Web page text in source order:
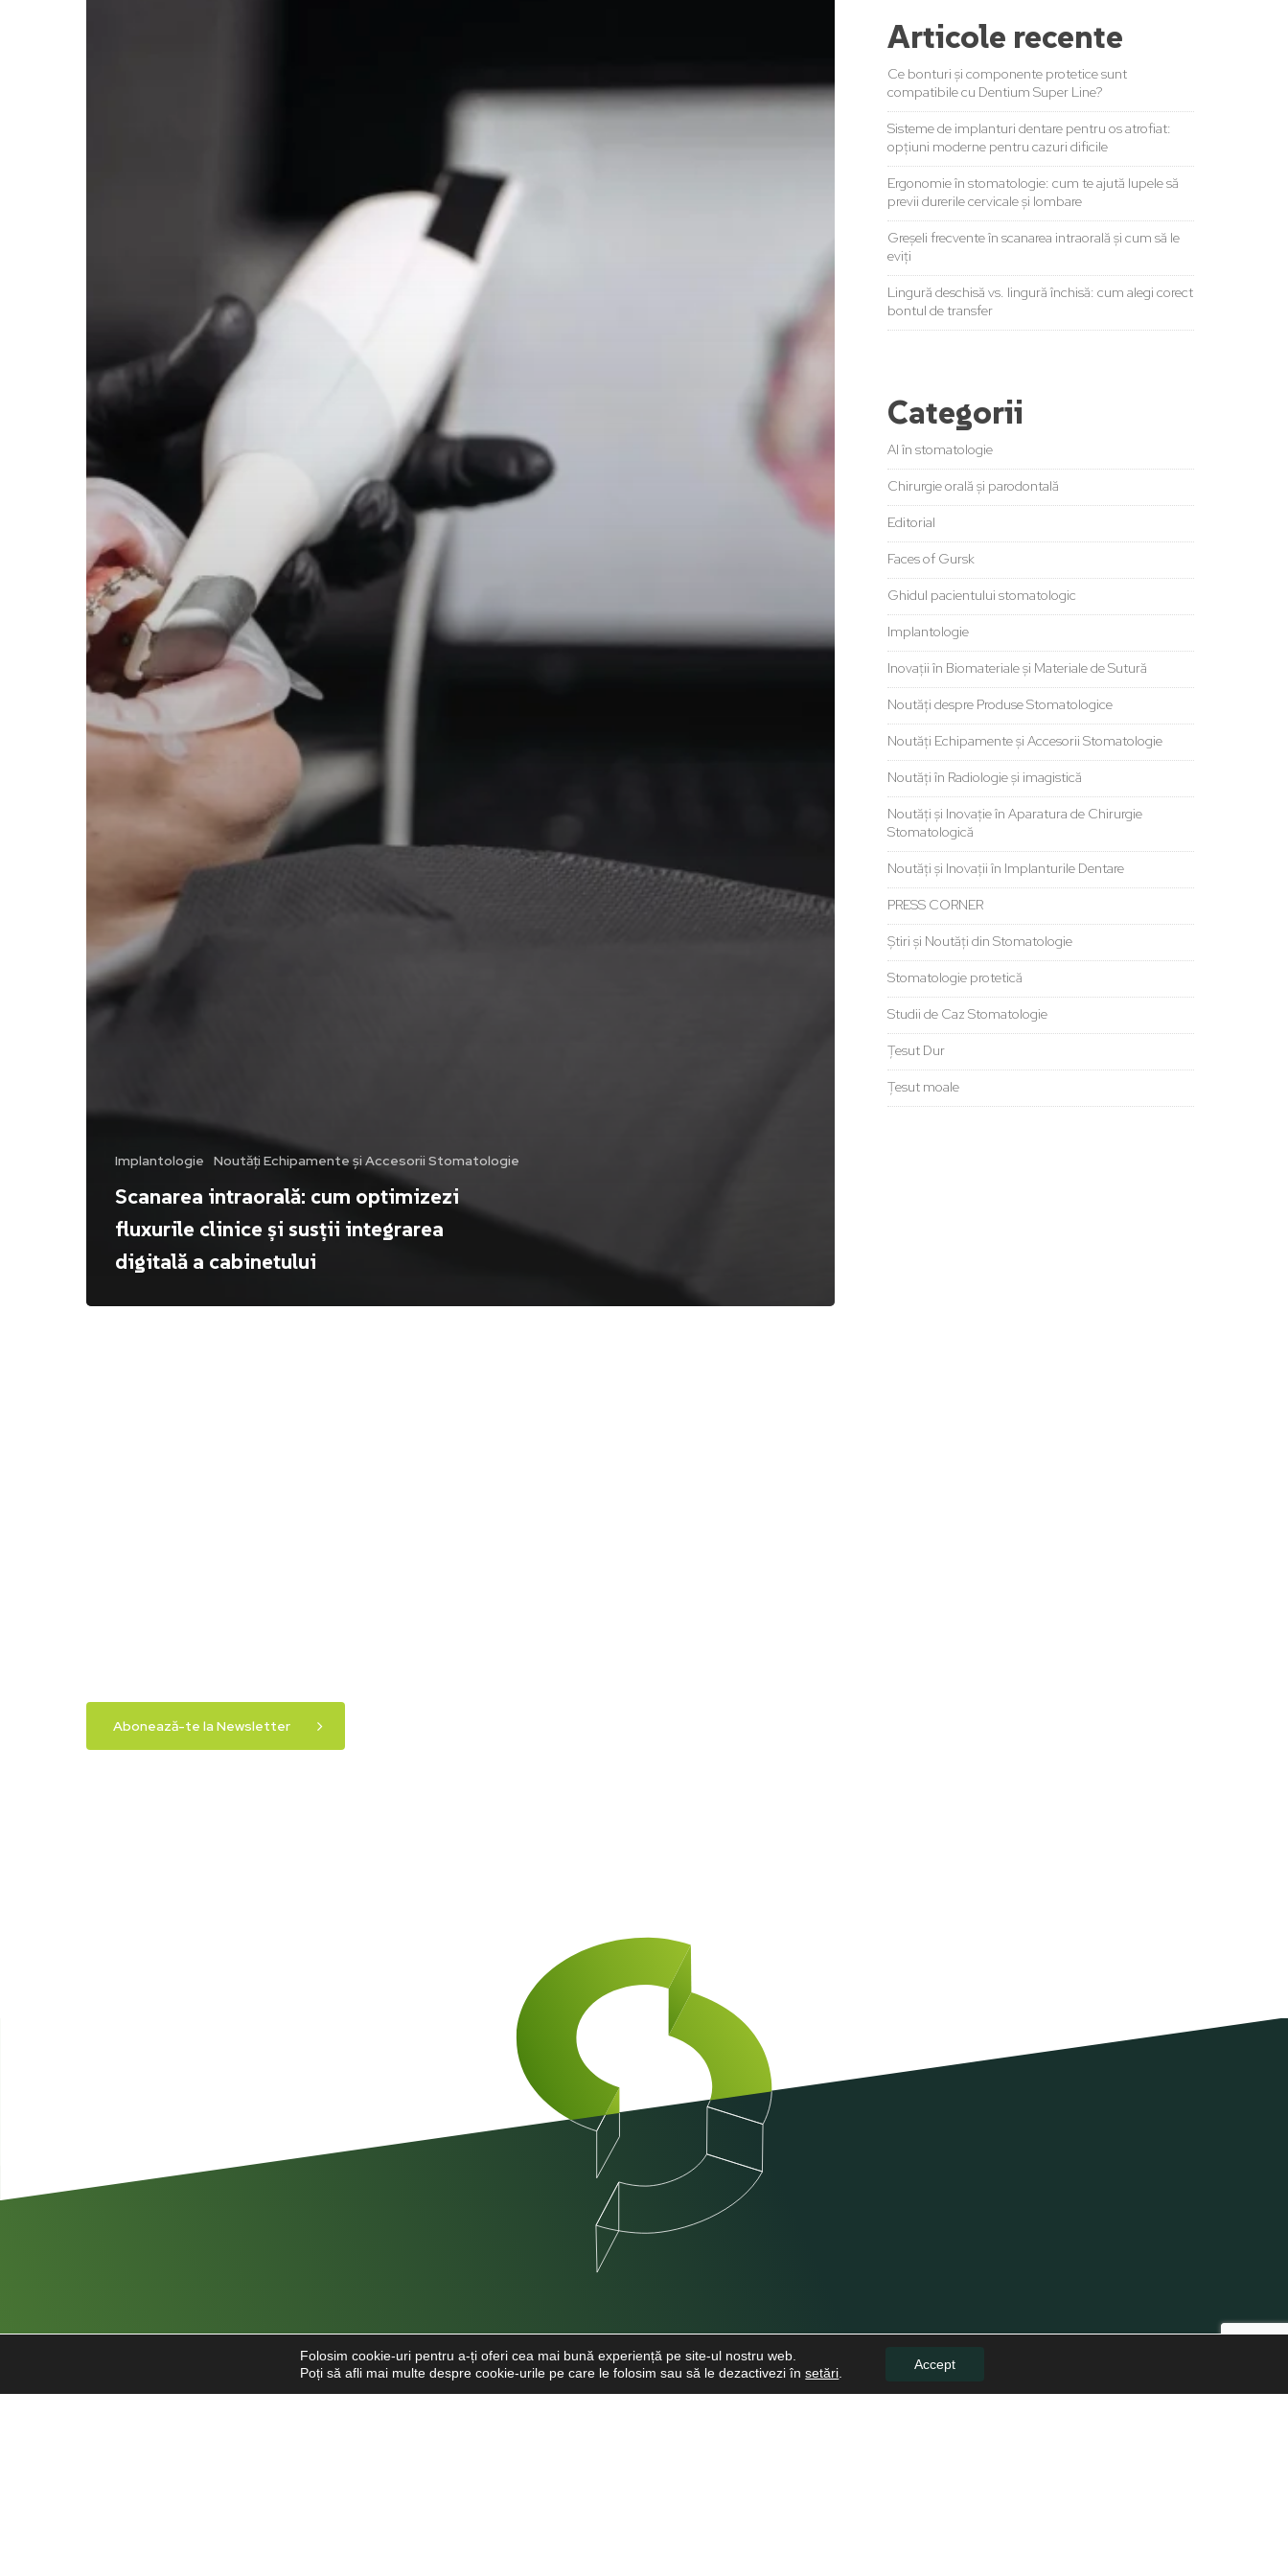
Implantologie Noutăți Echipamente și Accesorii Stomatologie
Scanarea intraorală: cum optimizezi
fluxurile clinice și susții integrarea
digitală a cabinetului
Articole recente
Ce bonturi și componente protetice sunt
compatibile cu Dentium Super Line?
Sisteme de implanturi dentare pentru os atrofiat:
opțiuni moderne pentru cazuri dificile
Ergonomie în stomatologie: cum te ajută lupele să
previi durerile cervicale și lombare
Greșeli frecvente în scanarea intraorală și cum să le
eviți
Lingură deschisă vs. lingură închisă: cum alegi corect
bontul de transfer
Categorii
AI în stomatologie
Chirurgie orală și parodontală
Editorial
Faces of Gursk
Ghidul pacientului stomatologic
Implantologie
Inovații în Biomateriale și Materiale de Sutură
Noutăți despre Produse Stomatologice
Noutăți Echipamente și Accesorii Stomatologie
Noutăți în Radiologie și imagistică
Noutăți și Inovație în Aparatura de Chirurgie
Stomatologică
Noutăți și Inovații în Implanturile Dentare
PRESS CORNER
Știri și Noutăți din Stomatologie
Stomatologie protetică
Studii de Caz Stomatologie
Țesut Dur
Țesut moale
Abonează-te la Newsletter
Folosim cookie-uri pentru a-ți oferi cea mai bună experiență pe site-ul nostru web.
Poți să afli mai multe despre cookie-urile pe care le folosim sau să le dezactivezi însetări
Accept